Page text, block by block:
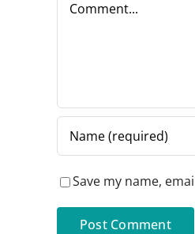
Save my name,